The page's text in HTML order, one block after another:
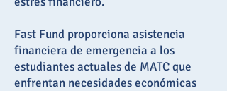
Fast Fund proporciona asistencia
financiera de emergencia a los
estudiantes actuales de MATC que
enfrentan necesidades económicas